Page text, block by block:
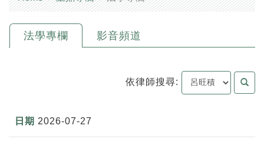
法學專欄 影音頻道
依律師搜尋:
2026-07-27